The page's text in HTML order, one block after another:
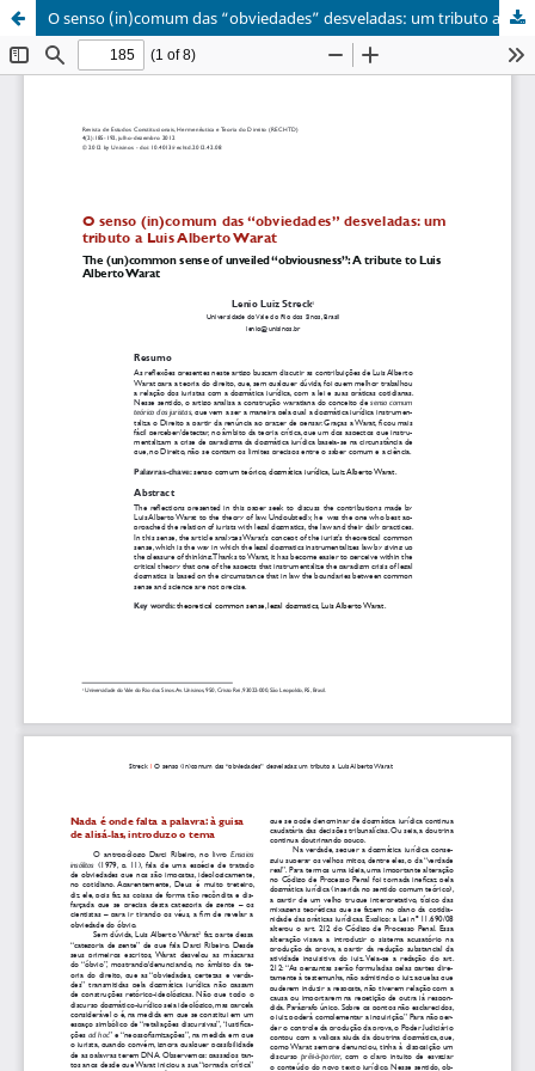
O senso (in)comum das “obviedades” desveladas: um tributo a Luis Alberto Warat